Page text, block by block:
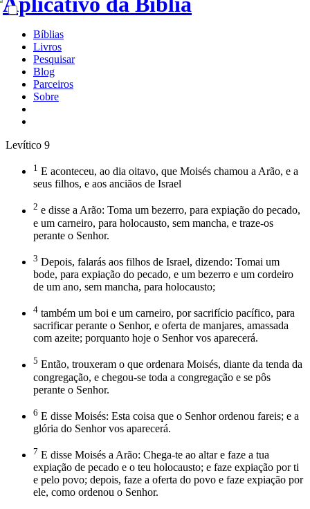
Bíblias
Livros
Pesquisar
Blog
Parceiros
Sobre
Levítico 9
1 E aconteceu, ao dia oitavo, que Moisés chamou a Arão, e a
seus filhos, e aos anciãos de Israel
2 e disse a Arão: Toma um bezerro, para expiação do pecado,
e um carneiro, para holocausto, sem mancha, e traze-os
perante o Senhor.
3 Depois, falarás aos filhos de Israel, dizendo: Tomai um
bode, para expiação do pecado, e um bezerro e um cordeiro
de um ano, sem mancha, para holocausto;
4 também um boi e um carneiro, por sacrifício pacífico, para
sacrificar perante o Senhor, e oferta de manjares, amassada
com azeite; porquanto hoje o Senhor vos aparecerá.
5 Então, trouxeram o que ordenara Moisés, diante da tenda da
congregação, e chegou-se toda a congregação e se pôs
perante o Senhor.
6 E disse Moisés: Esta coisa que o Senhor ordenou fareis; e a
glória do Senhor vos aparecerá.
7 E disse Moisés a Arão: Chega-te ao altar e faze a tua
expiação de pecado e o teu holocausto; e faze expiação por ti
e pelo povo; depois, faze a oferta do povo e faze expiação por
ele, como ordenou o Senhor.